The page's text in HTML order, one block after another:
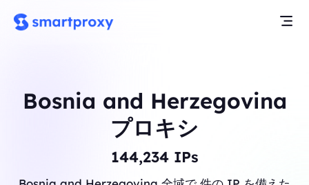
Bosnia and Herzegovina
プロキシ
144,234IPs